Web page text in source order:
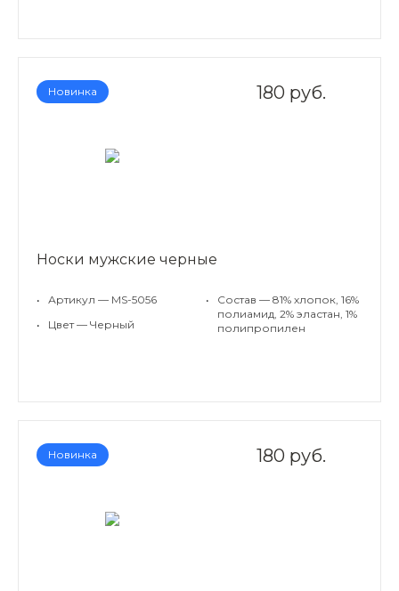
Новинка 180 руб.
Носки мужские черные
•
Артикул — MS-5056
•
Цвет — Черный
•
Состав — 81% хлопок, 16%
полиамид, 2% эластан, 1%
полипропилен
Новинка 180 руб.